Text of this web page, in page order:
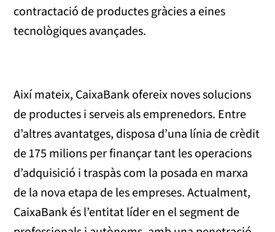
contractació de productes gràcies a eines
tecnològiques avançades.
Així mateix, CaixaBank ofereix noves solucions
de productes i serveis als emprenedors. Entre
d’altres avantatges, disposa d’una línia de crèdit
de 175 milions per finançar tant les operacions
d’adquisició i traspàs com la posada en marxa
de la nova etapa de les empreses. Actualment,
CaixaBank és l’entitat líder en el segment de